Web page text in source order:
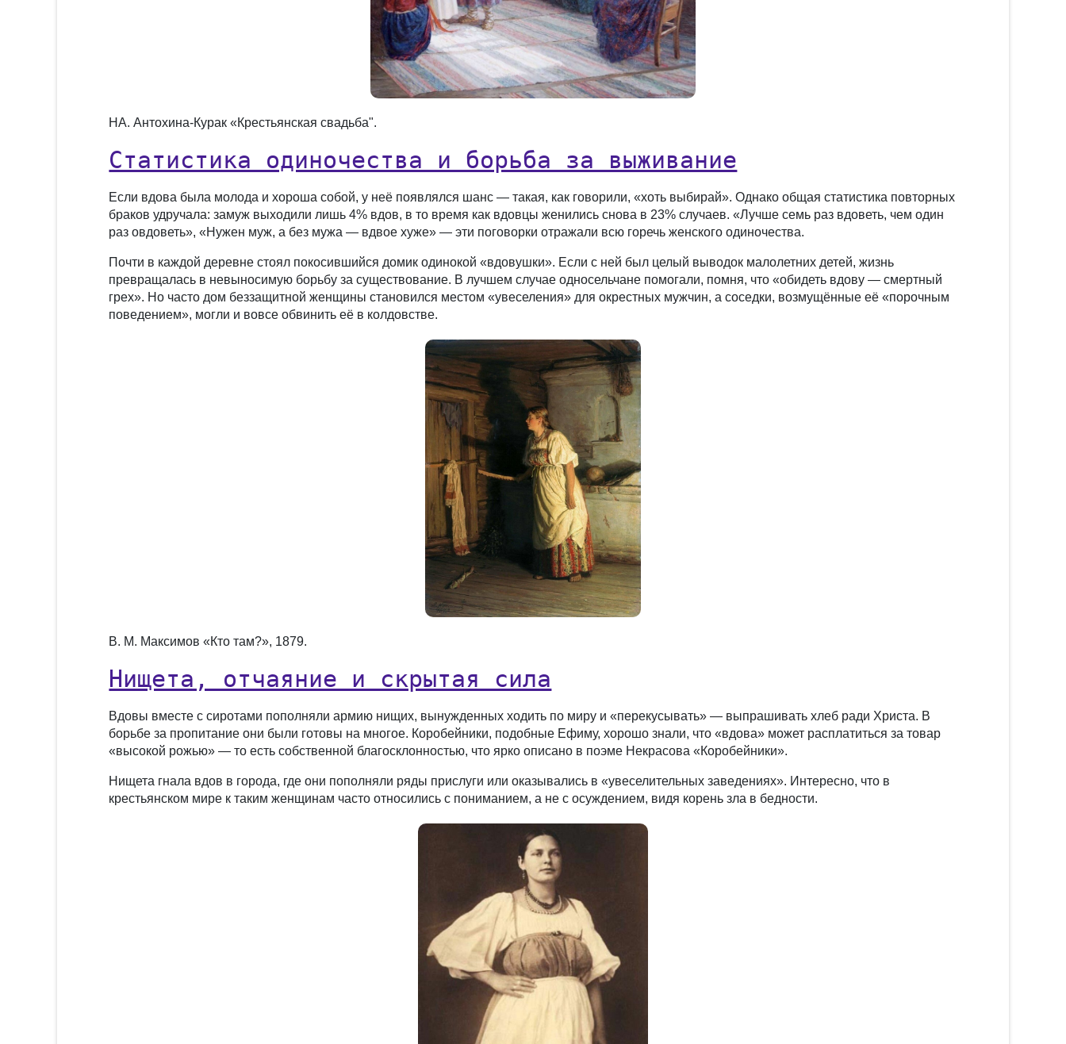
НА. Антохина-Курак «Крестьянская свадьба".
Статистика одиночества и борьба за выживание
Если вдова была молода и хороша собой, у неё появлялся шанс — такая, как говорили, «хоть выбирай». Однако общая статистика повторных
браков удручала: замуж выходили лишь 4% вдов, в то время как вдовцы женились снова в 23% случаев. «Лучше семь раз вдоветь, чем один
раз овдоветь», «Нужен муж, а без мужа — вдвое хуже» — эти поговорки отражали всю горечь женского одиночества.
Почти в каждой деревне стоял покосившийся домик одинокой «вдовушки». Если с ней был целый выводок малолетних детей, жизнь
превращалась в невыносимую борьбу за существование. В лучшем случае односельчане помогали, помня, что «обидеть вдову — смертный
грех». Но часто дом беззащитной женщины становился местом «увеселения» для окрестных мужчин, а соседки, возмущённые её «порочным
поведением», могли и вовсе обвинить её в колдовстве.
В. М. Максимов «Кто там?», 1879.
Нищета, отчаяние и скрытая сила
Вдовы вместе с сиротами пополняли армию нищих, вынужденных ходить по миру и «перекусывать» — выпрашивать хлеб ради Христа. В
борьбе за пропитание они были готовы на многое. Коробейники, подобные Ефиму, хорошо знали, что «вдова» может расплатиться за товар
«высокой рожью» — то есть собственной благосклонностью, что ярко описано в поэме Некрасова «Коробейники».
Нищета гнала вдов в города, где они пополняли ряды прислуги или оказывались в «увеселительных заведениях». Интересно, что в
крестьянском мире к таким женщинам часто относились с пониманием, а не с осуждением, видя корень зла в бедности.